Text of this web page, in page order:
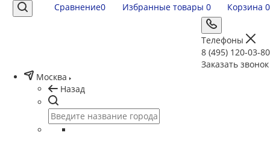
Сравнение0 Избранные товары 0 Корзина 0
Телефоны
8 (495) 120-03-80
Заказать звонок
Москва
Назад